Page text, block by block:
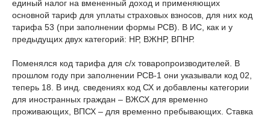
единый налог на вмененный доход и применяющих
основной тариф для уплаты страховых взносов, для них код
тарифа 53 (при заполнении формы РСВ). В ИС, как и у
предыдущих двух категорий: НР, ВЖНР, ВПНР.
Поменялся код тарифа для с/х товаропроизводителей. В
прошлом году при заполнении РСВ-1 они указывали код 02,
теперь 18. В инд. сведениях код СХ и добавлены категории
для иностранных граждан – ВЖСХ для временно
проживающих, ВПСХ – для временно пребывающих. Ставка